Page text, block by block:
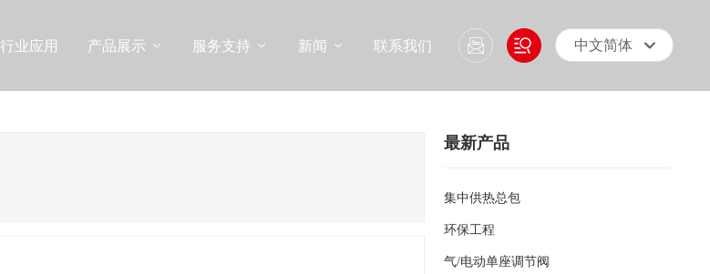
行业应用 产品展示 服务支持 新闻 联系我们 中文简体
最新产品
集中供热总包
环保工程
气/电动单座调节阀